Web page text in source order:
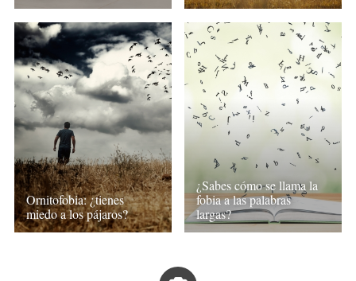
Ornitofobia: ¿tienes
miedo a los pájaros?
¿Sabes cómo se llama la
fobia a las palabras
largas?